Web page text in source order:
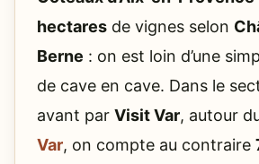
hectares de vignes selon
Berne : on est loin d’une
de cave en cave. Dans le
avant par Visit Var, autour
Var, on compte au contraire